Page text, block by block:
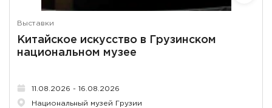
Выставки
Китайское искусство в Грузинском
национальном музее
11.08.2026 - 16.08.2026
Национальный музей Грузии